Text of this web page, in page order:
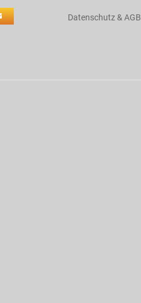
Datenschutz & AGB